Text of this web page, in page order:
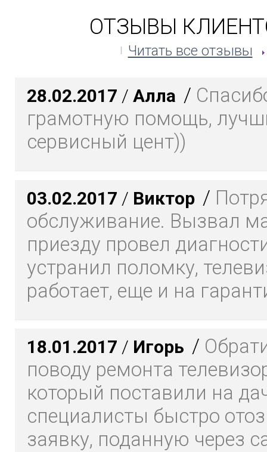
ОТЗЫВЫ
Читать все отзывы
28.02.2017 / Алла /
грамотную помощь,
сервисный цент))
03.02.2017 / Виктор /
обслуживание. Вызвал
приезду провел
устранил поломку,
работает, еще и на
18.01.2017 / Игорь /
поводу ремонта
который поставили на
специалисты быстро
заявку, поданную через